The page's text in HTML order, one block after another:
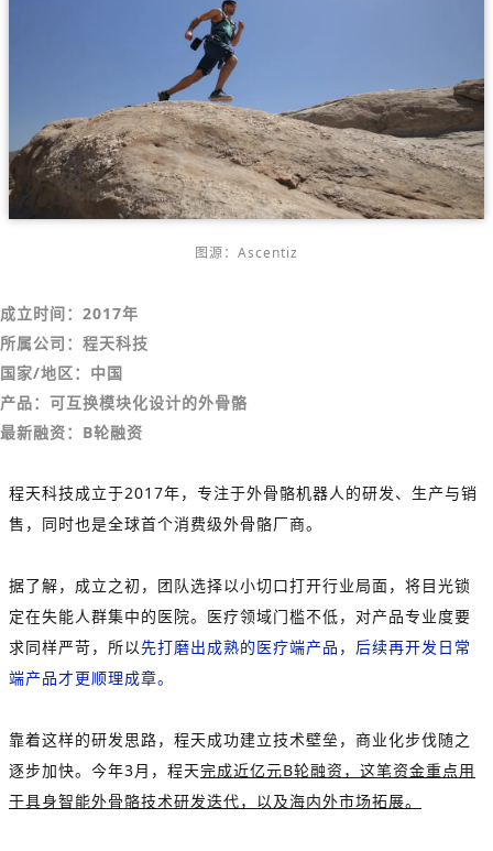
图源：Ascentiz
成立时间：2017年
所属公司：程天科技
国家/地区：中国
产品：可互换模块化设计的外骨骼
最新融资：B轮融资
程天科技成立于2017年，专注于外骨骼机器人的研发、生产与销
售，同时也是全球首个消费级外骨骼厂商。
据了解，成立之初，团队选择以小切口打开行业局面，将目光锁
定在失能人群集中的医院。医疗领域门槛不低，对产品专业度要
求同样严苛，所以先打磨出成熟的医疗端产品，后续再开发日常
端产品才更顺理成章。
靠着这样的研发思路，程天成功建立技术壁垒，商业化步伐随之
逐步加快。今年3月，程天完成近亿元B轮融资，这笔资金重点用
于具身智能外骨骼技术研发迭代，以及海内外市场拓展。